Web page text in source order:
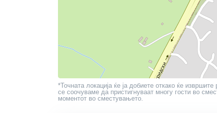
*Точната локација ќе ја добиете откако ќе
се соочуваме да пристигнуваат многу гости во
моментот во сместувањето.